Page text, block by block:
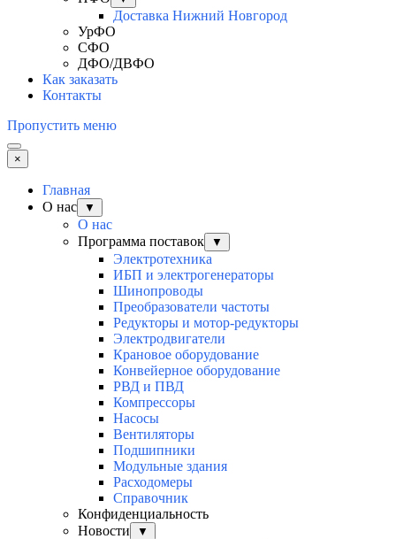
Доставка Нижний Новгород
УрФО
СФО
ДФО/ДВФО
Как заказать
Контакты
Пропустить меню
×
Главная
О нас
▼
О нас
Программа поставок
▼
Электротехника
ИБП и электрогенераторы
Шинопроводы
Преобразователи частоты
Редукторы и мотор-редукторы
Электродвигатели
Крановое оборудование
Конвейерное оборудование
РВД и ПВД
Компрессоры
Насосы
Вентиляторы
Подшипники
Модульные здания
Расходомеры
Справочник
Конфиденциальность
Новости
▼